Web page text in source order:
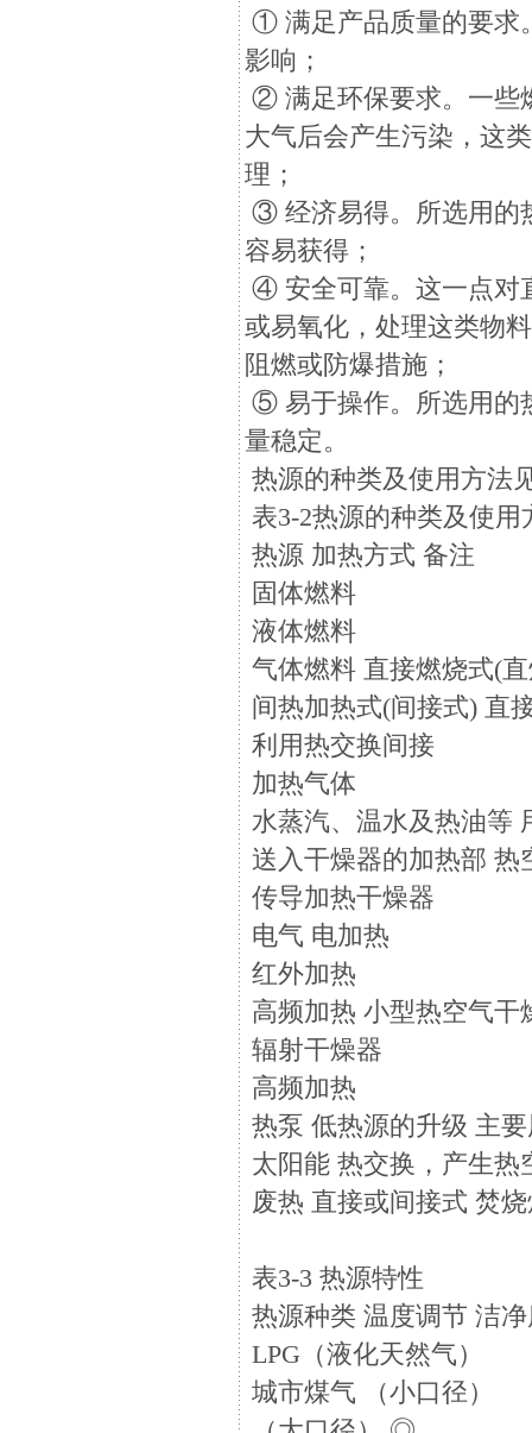
① 满足产品质量的要求
影响；
② 满足环保要求。一些
大气后会产生污染，这
理；
③ 经济易得。所选用的
容易获得；
④ 安全可靠。这一点对
或易氧化，处理这类物
阻燃或防爆措施；
⑤ 易于操作。所选用的
量稳定。
热源的种类及使用方法
表3-2热源的种类及使用
热源 加热方式 备注
固体燃料
液体燃料
气体燃料 直接燃烧式(
间热加热式(间接式) 直
利用热交换间接
加热气体
水蒸汽、温水及热油等
送入干燥器的加热部 热
传导加热干燥器
电气 电加热
红外加热
高频加热 小型热空气干
辐射干燥器
高频加热
热泵 低热源的升级 主
太阳能 热交换，产生
废热 直接或间接式 焚
表3-3 热源特性
热源种类 温度调节 洁
LPG（液化天然气）
城市煤气 （小口径）